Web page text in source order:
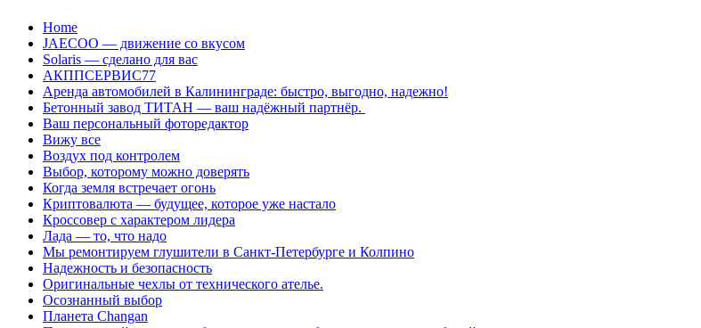
Перейти
содержанию
Home
JAECOO — движение со вкусом
Solaris — сделано для вас
АКППСЕРВИС77
Аренда автомобилей в Калининграде: быстро, выгодно, надежно!
Бетонный завод ТИТАН — ваш надёжный партнёр.
Ваш персональный фоторедактор
Вижу все
Воздух под контролем
Выбор, которому можно доверять
Когда земля встречает огонь
Криптовалюта — будущее, которое уже настало
Кроссовер с характером лидера
Лада — то, что надо
Мы ремонтируем глушители в Санкт-Петербурге и Колпино
Надежность и безопасность
Оригинальные чехлы от технического ателье.
Осознанный выбор
Планета Changan